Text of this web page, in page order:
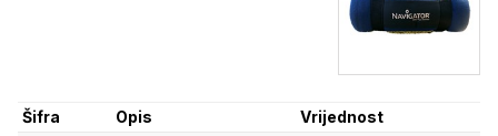
Šifra Opis Vrijednost